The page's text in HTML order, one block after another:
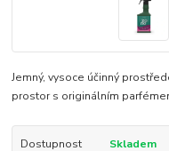
Jemný, vysoce účinný
prostor s originálním
Dostupnost Skladem